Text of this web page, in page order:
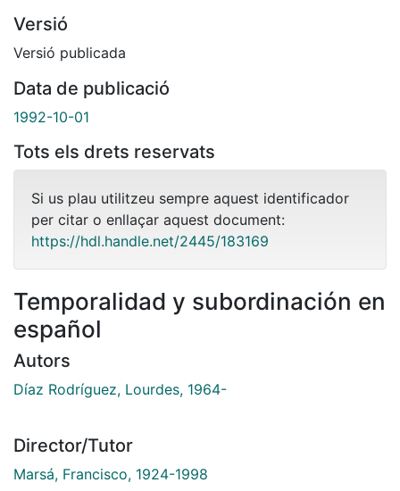
Versió
Versió publicada
Data de publicació
1992-10-01
Tots els drets reservats
Si us plau utilitzeu sempre aquest identificador
per citar o enllaçar aquest document:
https://hdl.handle.net/2445/183169
Temporalidad y subordinación en
español
Autors
Díaz Rodríguez, Lourdes, 1964-
Director/Tutor
Marsá, Francisco, 1924-1998